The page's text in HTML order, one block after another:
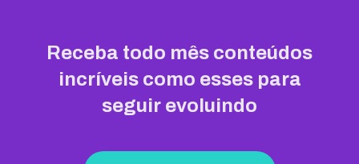
Receba todo mês conteúdos
incríveis como esses para
seguir evoluindo